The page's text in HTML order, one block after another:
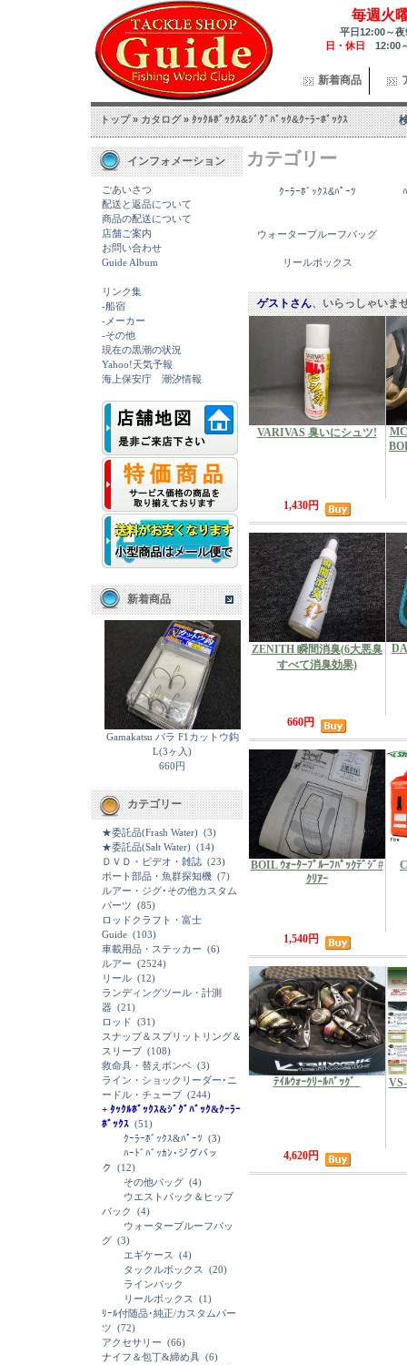
毎週火
平日12:00～
日・休日 12:00
新着商品
トップ»カタログ»ﾀｯｸﾙﾎﾞｯｸｽ&ｼﾞｸﾞﾊﾞｯｸ&ｸｰﾗｰﾎﾞｯｸｽ
インフォメーション
ごあいさつ
配送と返品について
商品の配送について
店舗ご案内
お問い合わせ
Guide Album
リンク集
-船宿
-メーカー
-その他
現在の黒潮の状況
Yahoo!天気予報
海上保安庁 潮汐情報
新着商品
Gamakatsu バラ F1カットウ鈎
L(3ヶ入)
660円
カテゴリー
★委託品(Frash Water) (3)
★委託品(Salt Water) (14)
ＤＶＤ・ビデオ・雑誌 (23)
ボート部品・魚群探知機 (7)
ルアー・ジグ･その他カスタム
パーツ (85)
ロッドクラフト・富士
Guide (103)
車載用品・ステッカー (6)
ルアー (2524)
リール (12)
ランディングツール・計測
器 (21)
ロッド (31)
スナップ＆スプリットリング＆
スリーブ (108)
救命具・替えボンベ (3)
ライン・ショックリーダー･ニ
ードル・チューブ (244)
+ ﾀｯｸﾙﾎﾞｯｸｽ&ｼﾞｸﾞﾊﾞｯｸ&ｸｰﾗｰ
ﾎﾞｯｸｽ (51)
ｸｰﾗｰﾎﾞｯｸｽ&ﾊﾟｰﾂ (3)
ﾊｰﾄﾞﾊﾞｯｶﾝ･ジグバッ
ク
(12)
その他バッグ (4)
ウエストバック＆ヒップ
バック
(4)
ウォータープルーフバッ
グ (3)
エギケース
(4)
タックルボックス
(20)
ラインバック
リールボックス
(1)
ﾘｰﾙ付随品･純正/カスタムパー
ツ (72)
アクセサリー (66)
ナイフ＆包丁&締め具 (6)
カテゴリー
ｸｰﾗｰﾎﾞｯｸｽ&ﾊﾟｰﾂ
ウォータープルーフバッグ
リールボックス
ゲストさん、いらっしゃいま
VARIVAS 臭いにシュツ!
1,430円
ZENITH 瞬間消臭(6大悪臭
すべて消臭効果)
660円
BOIL ｳｫｰﾀｰﾌﾟﾙｰﾌﾊﾟｯｸﾃﾞｼﾞ#
ｸﾘｱｰ
1,540円
ﾃｲﾙｳｫｰｸﾘｰﾙﾊﾞｯｸ゛
4,620円